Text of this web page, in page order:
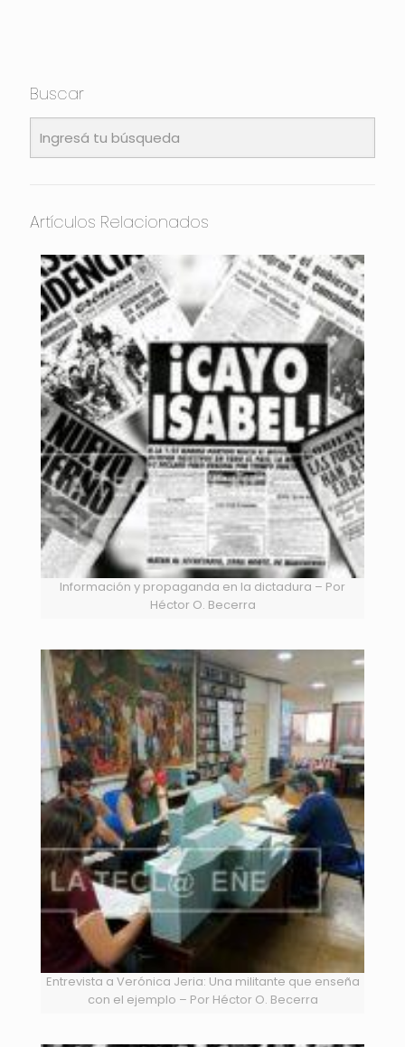
Buscar
Artículos Relacionados
Información y propaganda en la dictadura – Por
Héctor O. Becerra
Entrevista a Verónica Jeria: Una militante que enseña
con el ejemplo – Por Héctor O. Becerra